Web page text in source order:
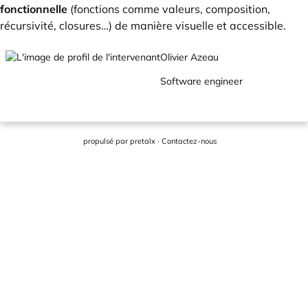
fonctionnelle (fonctions comme valeurs, composition,
récursivité, closures…) de manière visuelle et accessible.
Olivier Azeau
Software engineer
propulsé par pretalx · Contactez-nous